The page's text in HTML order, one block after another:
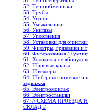
52. Теплообменники
53. Трубы
54. Уголки
55. Умывальники
56. Унитазы
57. Уплотнения
58. Установки для
59. Фильтры, грязевики и
60. Футерованная /
61. Холодильное
62. Шаровые краны
63. Швеллеры
64. Шиберные ножевые и
задвижки
65. Электромонтаж
66. Электростанции
67. // СХЕМА ПРОЕЗДА
СКЛАД //